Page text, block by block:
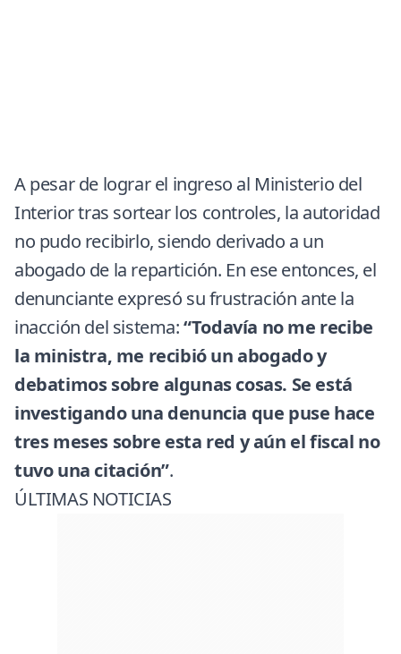
A pesar de lograr el ingreso al Ministerio del
Interior tras sortear los controles, la autoridad
no pudo recibirlo, siendo derivado a un
abogado de la repartición. En ese entonces, el
denunciante expresó su frustración ante la
inacción del sistema:“Todavía no me recibe
la ministra, me recibió un abogado y
debatimos sobre algunas cosas. Se está
investigando una denuncia que puse hace
tres meses sobre esta red y aún el fiscal no
tuvo una citación”.
ÚLTIMAS NOTICIAS